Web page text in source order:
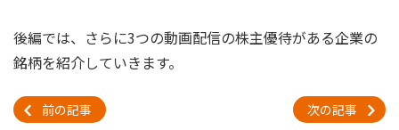
後編では、さらに3つの動画配信の株主優待がある企業の
銘柄を紹介していきます。
前の記事 次の記事